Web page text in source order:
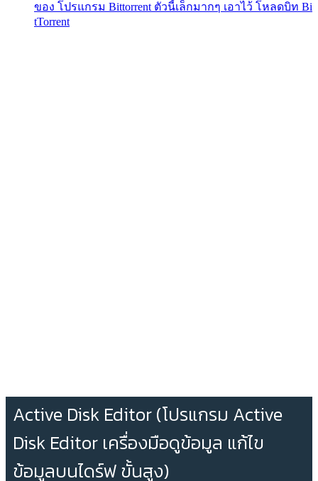
ของ โปรแกรม Bittorrent ตัวนี้เล็กมากๆ เอาไว้ โหลดบิท Bi
tTorrent
Active Disk Editor (โปรแกรม Active
Disk Editor เครื่องมือดูข้อมูล แก้ไข
ข้อมูลบนไดร์ฟ ขั้นสูง)